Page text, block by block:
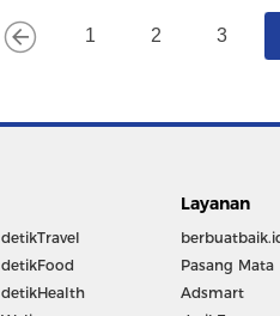
1 2 3
detikTravel
detikFood
detikHealth
Layanan
Pasang Mata
Adsmart